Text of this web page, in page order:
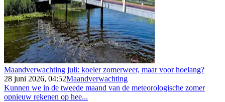
Maandverwachting juli: koeler zomerweer, maar voor hoelang?
28 juni 2026, 04:52Maandverwachting
Kunnen we in de tweede maand van de meteorologische zomer
opnieuw rekenen op hee...